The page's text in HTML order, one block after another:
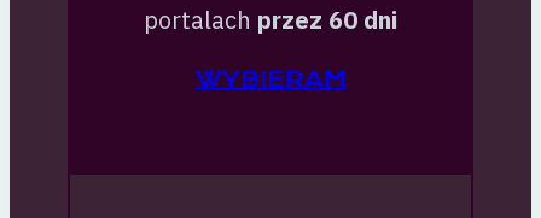
portalach przez 60 dni
WYBIERAM